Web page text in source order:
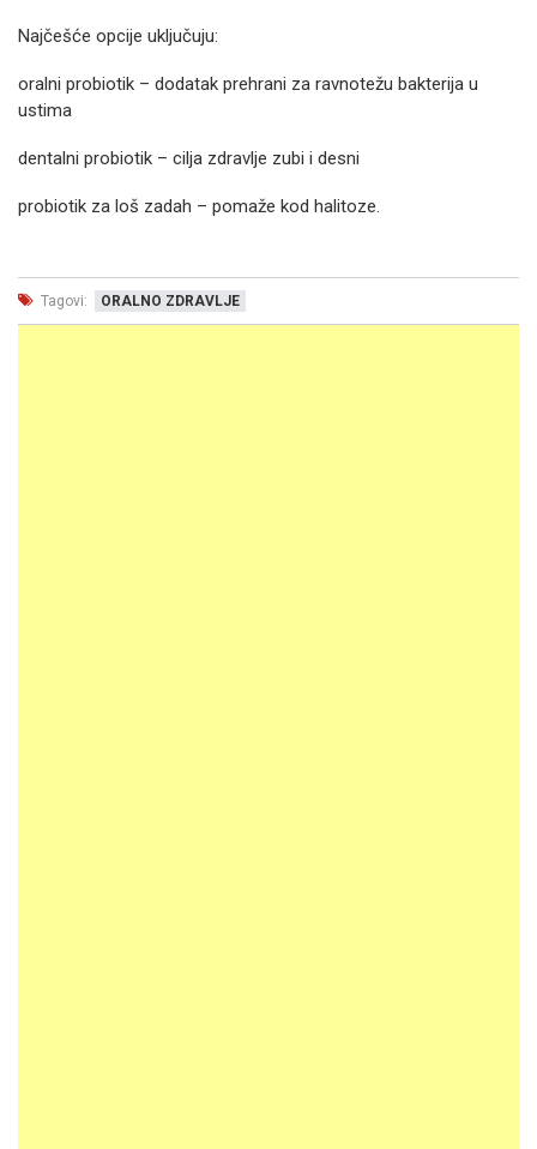
Najčešće opcije uključuju:
oralni probiotik – dodatak prehrani za ravnotežu bakterija u
ustima
dentalni probiotik – cilja zdravlje zubi i desni
probiotik za loš zadah – pomaže kod halitoze.
Tagovi: ORALNO ZDRAVLJE